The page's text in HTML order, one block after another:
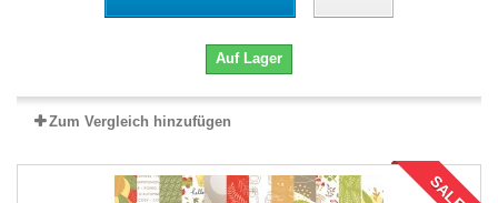
Auf Lager
Zum Vergleich hinzufügen